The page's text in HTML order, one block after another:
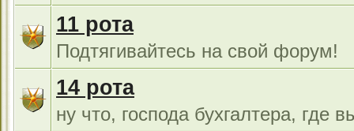
11 рота
Подтягивайтесь на свой форум!
14 рота
ну что, господа бухгалтера, где